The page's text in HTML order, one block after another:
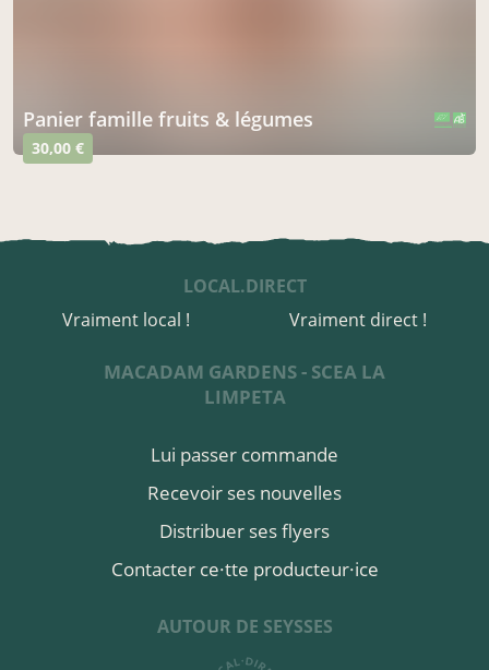
panier famille fruits & légumes
30,00 €
LOCAL.DIRECT
Vraiment local !
Vraiment direct !
MACADAM GARDENS - SCEA LA
LIMPETA
Lui passer commande
Recevoir ses nouvelles
Distribuer ses flyers
Contacter ce·tte producteur·ice
AUTOUR DE SEYSSES